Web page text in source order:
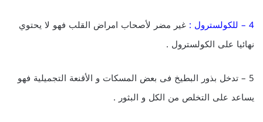
4 – للكولسترول :
غير مضر لأصحاب امراض القلب فهو لا يحتوي
نهائيا على الكولسترول .
5 – تدخل بذور البطيخ فى بعض المسكات و الأقنعة التجميلية فهو
يساعد على التخلص من الكل و البثور .